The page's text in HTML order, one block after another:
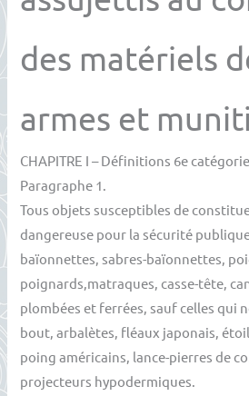
des matériels
armes et
CHAPITRE I – Définitions 6e
Paragraphe 1.
Tous objets susceptibles de
dangereuse pour la sécurité
baïonnettes, sabres-baïonnettes,
poignards,matraques, casse-tête,
plombées et ferrées, sauf celles qui
bout, arbalètes, fléaux japonais,
poing américains, lance-pierres de
projecteurs hypodermiques.